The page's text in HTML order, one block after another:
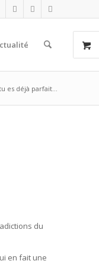
es déjà parfait…
du
en fait une